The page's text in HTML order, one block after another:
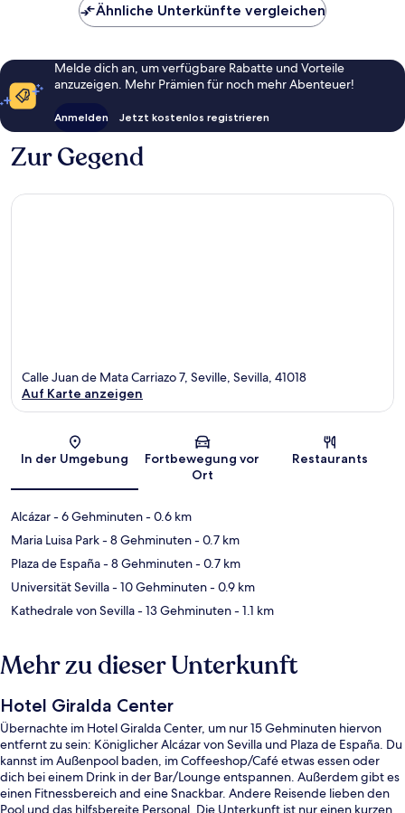
Ähnliche Unterkünfte vergleichen
Melde dich an, um verfügbare Rabatte und Vorteile
anzuzeigen. Mehr Prämien für noch mehr Abenteuer!
Anmelden Jetzt kostenlos registrieren
Zur Gegend
Karte
Calle Juan de Mata Carriazo 7, Seville, Sevilla, 41018
Auf Karte anzeigen
In der Umgebung
Fortbewegung vor
Ort
Restaurants
Alcázar- 6 Gehminuten- 0.6 km
Maria Luisa Park- 8 Gehminuten- 0.7 km
Plaza de España- 8 Gehminuten- 0.7 km
Universität Sevilla- 10 Gehminuten- 0.9 km
Kathedrale von Sevilla- 13 Gehminuten- 1.1 km
Mehr zu dieser Unterkunft
Hotel Giralda Center
Übernachte im Hotel Giralda Center, um nur 15 Gehminuten hiervon
entfernt zu sein: Königlicher Alcázar von Sevilla und Plaza de España. Du
kannst im Außenpool baden, im Coffeeshop/Café etwas essen oder
dich bei einem Drink in der Bar/Lounge entspannen. Außerdem gibt es
einen Fitnessbereich and eine Snackbar. Andere Reisende lieben den
Pool und das hilfsbereite Personal. Die Unterkunft ist nur einen kurzen